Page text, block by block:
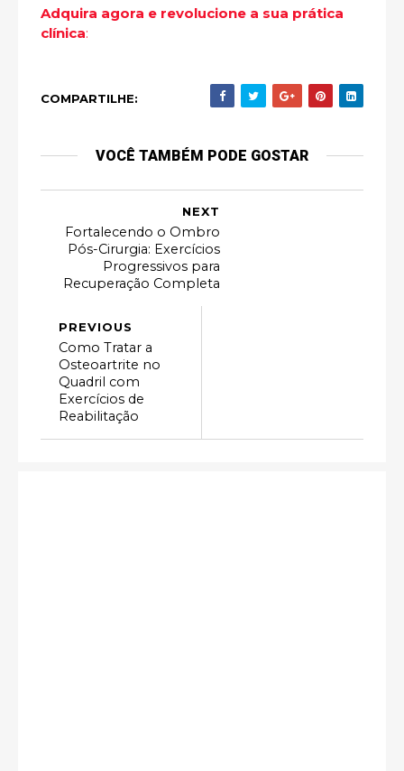
Adquira agora e revolucione a sua prática
clínica:
COMPARTILHE:
VOCÊ TAMBÉM PODE GOSTAR
NEXT
Fortalecendo o Ombro
Pós-Cirurgia: Exercícios
Progressivos para
Recuperação Completa
PREVIOUS
Como Tratar a
Osteoartrite no
Quadril com
Exercícios de
Reabilitação